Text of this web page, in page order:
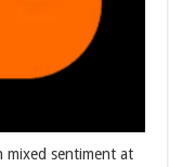
mixed sentiment at